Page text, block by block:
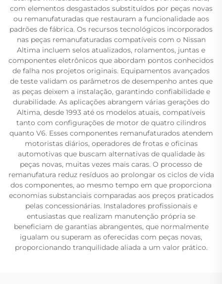
com elementos desgastados substituídos por peças novas
ou remanufaturadas que restauram a funcionalidade aos
padrões de fábrica. Os recursos tecnológicos incorporados
nas peças remanufaturadas compatíveis com o Nissan
Altima incluem selos atualizados, rolamentos, juntas e
componentes eletrônicos que abordam pontos conhecidos
de falha nos projetos originais. Equipamentos avançados
de teste validam os parâmetros de desempenho antes que
as peças deixem a instalação, garantindo confiabilidade e
durabilidade. As aplicações abrangem várias gerações do
Altima, desde 1993 até os modelos atuais, compatíveis
tanto com configurações de motor de quatro cilindros
quanto V6. Esses componentes remanufaturados atendem
motoristas diários, operadores de frotas e oficinas
automotivas que buscam alternativas de qualidade às
peças novas, muitas vezes mais caras. O processo de
remanufatura reduz resíduos ao prolongar os ciclos de vida
dos componentes, ao mesmo tempo em que proporciona
economias substanciais comparadas aos preços praticados
pelas concessionárias. Instaladores profissionais e
entusiastas que realizam manutenção própria se
beneficiam de garantias abrangentes, que normalmente
igualam ou superam as oferecidas com peças novas,
proporcionando tranquilidade aliada a um valor prático.